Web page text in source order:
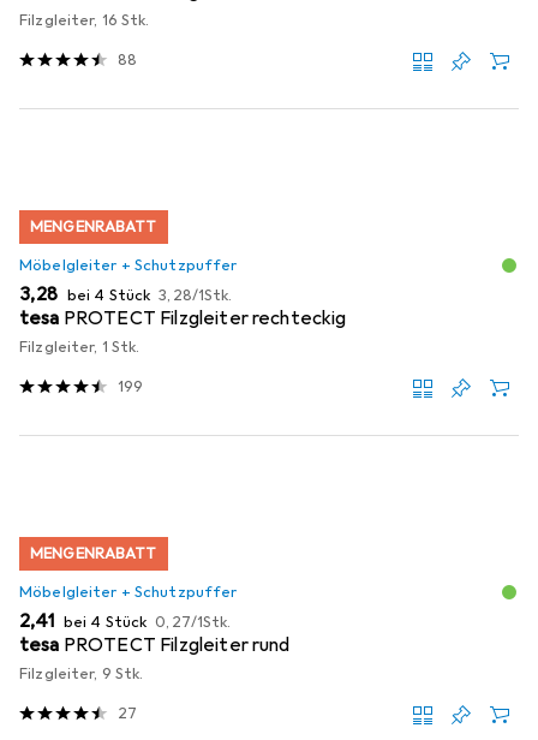
Filzgleiter, 16 Stk.
88
MENGENRABATT
Möbelgleiter + Schutzpuffer
EUR
3,28 bei 4 Stück EUR
3,28/1Stk.
tesa PROTECT Filzgleiter rechteckig
Filzgleiter, 1 Stk.
199
MENGENRABATT
Möbelgleiter + Schutzpuffer
EUR
2,41 bei 4 Stück EUR
0,27/1Stk.
tesa PROTECT Filzgleiter rund
Filzgleiter, 9 Stk.
27